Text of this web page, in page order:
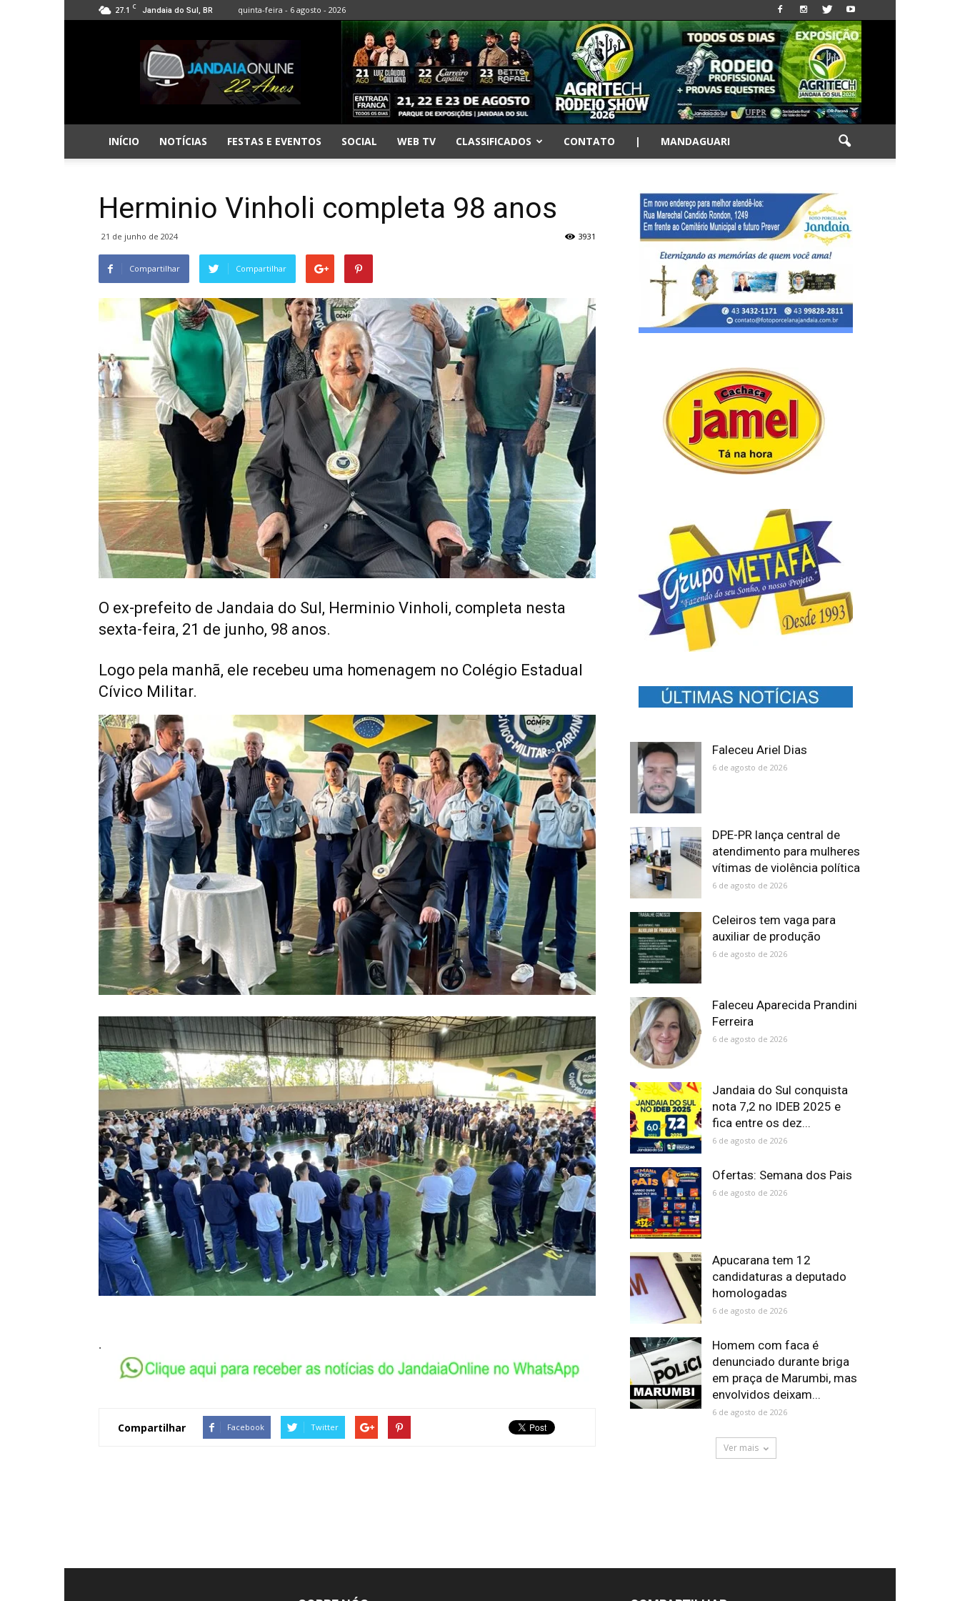
27.1 C Jandaia do Sul, BR quinta-feira - 6 agosto - 2026
Jandaia
Online
INÍCIO NOTÍCIAS FESTAS E EVENTOS SOCIAL WEB TV CLASSIFICADOS CONTATO | MANDAGUARI
Herminio Vinholi completa 98 anos
21 de junho de 2024 3931
Compartilhar Compartilhar
O ex-prefeito de Jandaia do Sul, Herminio Vinholi, completa nesta
sexta-feira, 21 de junho, 98 anos.
Logo pela manhã, ele recebeu uma homenagem no Colégio Estadual
Cívico Militar.
.
Compartilhar Facebook Twitter
Faleceu Ariel Dias
6 de agosto de 2026
DPE-PR lança central de
atendimento para mulheres
vítimas de violência política
6 de agosto de 2026
Celeiros tem vaga para
auxiliar de produção
6 de agosto de 2026
Faleceu Aparecida Prandini
Ferreira
6 de agosto de 2026
Jandaia do Sul conquista
nota 7,2 no IDEB 2025 e
fica entre os dez...
6 de agosto de 2026
Ofertas: Semana dos Pais
6 de agosto de 2026
Apucarana tem 12
candidaturas a deputado
homologadas
6 de agosto de 2026
Homem com faca é
denunciado durante briga
em praça de Marumbi, mas
envolvidos deixam...
6 de agosto de 2026
Ver mais